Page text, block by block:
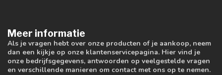
Meer informatie
Als je vragen hebt over onze producten of je aankoop, neem
dan een kijkje op onze klantenservicepagina. Hier vind je
onze bedrijfsgegevens, antwoorden op veelgestelde vragen
en verschillende manieren om contact met ons op te nemen.